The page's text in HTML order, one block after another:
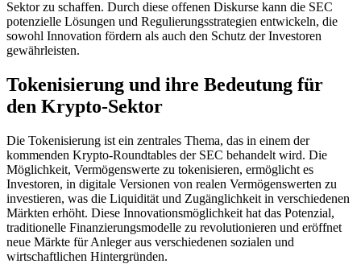
Sektor zu schaffen. Durch diese offenen Diskurse kann die SEC
potenzielle Lösungen und Regulierungsstrategien entwickeln, die
sowohl Innovation fördern als auch den Schutz der Investoren
gewährleisten.
Tokenisierung und ihre Bedeutung für
den Krypto-Sektor
Die Tokenisierung ist ein zentrales Thema, das in einem der
kommenden Krypto-Roundtables der SEC behandelt wird. Die
Möglichkeit, Vermögenswerte zu tokenisieren, ermöglicht es
Investoren, in digitale Versionen von realen Vermögenswerten zu
investieren, was die Liquidität und Zugänglichkeit in verschiedenen
Märkten erhöht. Diese Innovationsmöglichkeit hat das Potenzial,
traditionelle Finanzierungsmodelle zu revolutionieren und eröffnet
neue Märkte für Anleger aus verschiedenen sozialen und
wirtschaftlichen Hintergründen.